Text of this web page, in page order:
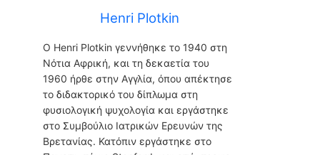
Henri Plotkin
O Henri Plotkin γεννήθηκε το 1940 στη
Νότια Αφρική, και τη δεκαετία του
1960 ήρθε στην Αγγλία, όπου απέκτησε
το διδακτορικό του δίπλωμα στη
φυσιολογική ψυχολογία και εργάστηκε
στο Συμβούλιο Ιατρικών Ερευνών της
Βρετανίας. Κατόπιν εργάστηκε στο